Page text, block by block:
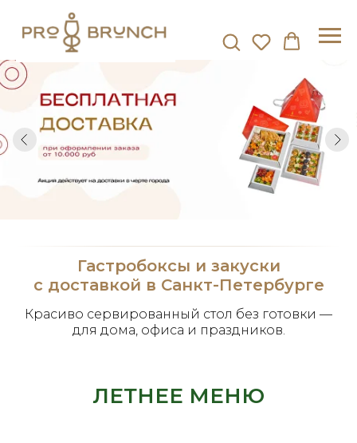
Гастробоксы и закуски
с доставкой в Санкт-Петербурге
Красиво сервированный стол без готовки —
для дома, офиса и праздников.
ЛЕТНЕЕ МЕНЮ